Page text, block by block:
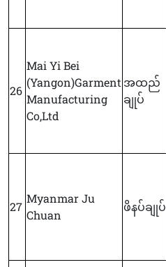
26
Mai Yi Bei
(Yangon)Garment
Manufacturing
Co,Ltd
အထည်
ချုပ်
27
Myanmar Ju
Chuan
ဖိနပ်ချုပ်